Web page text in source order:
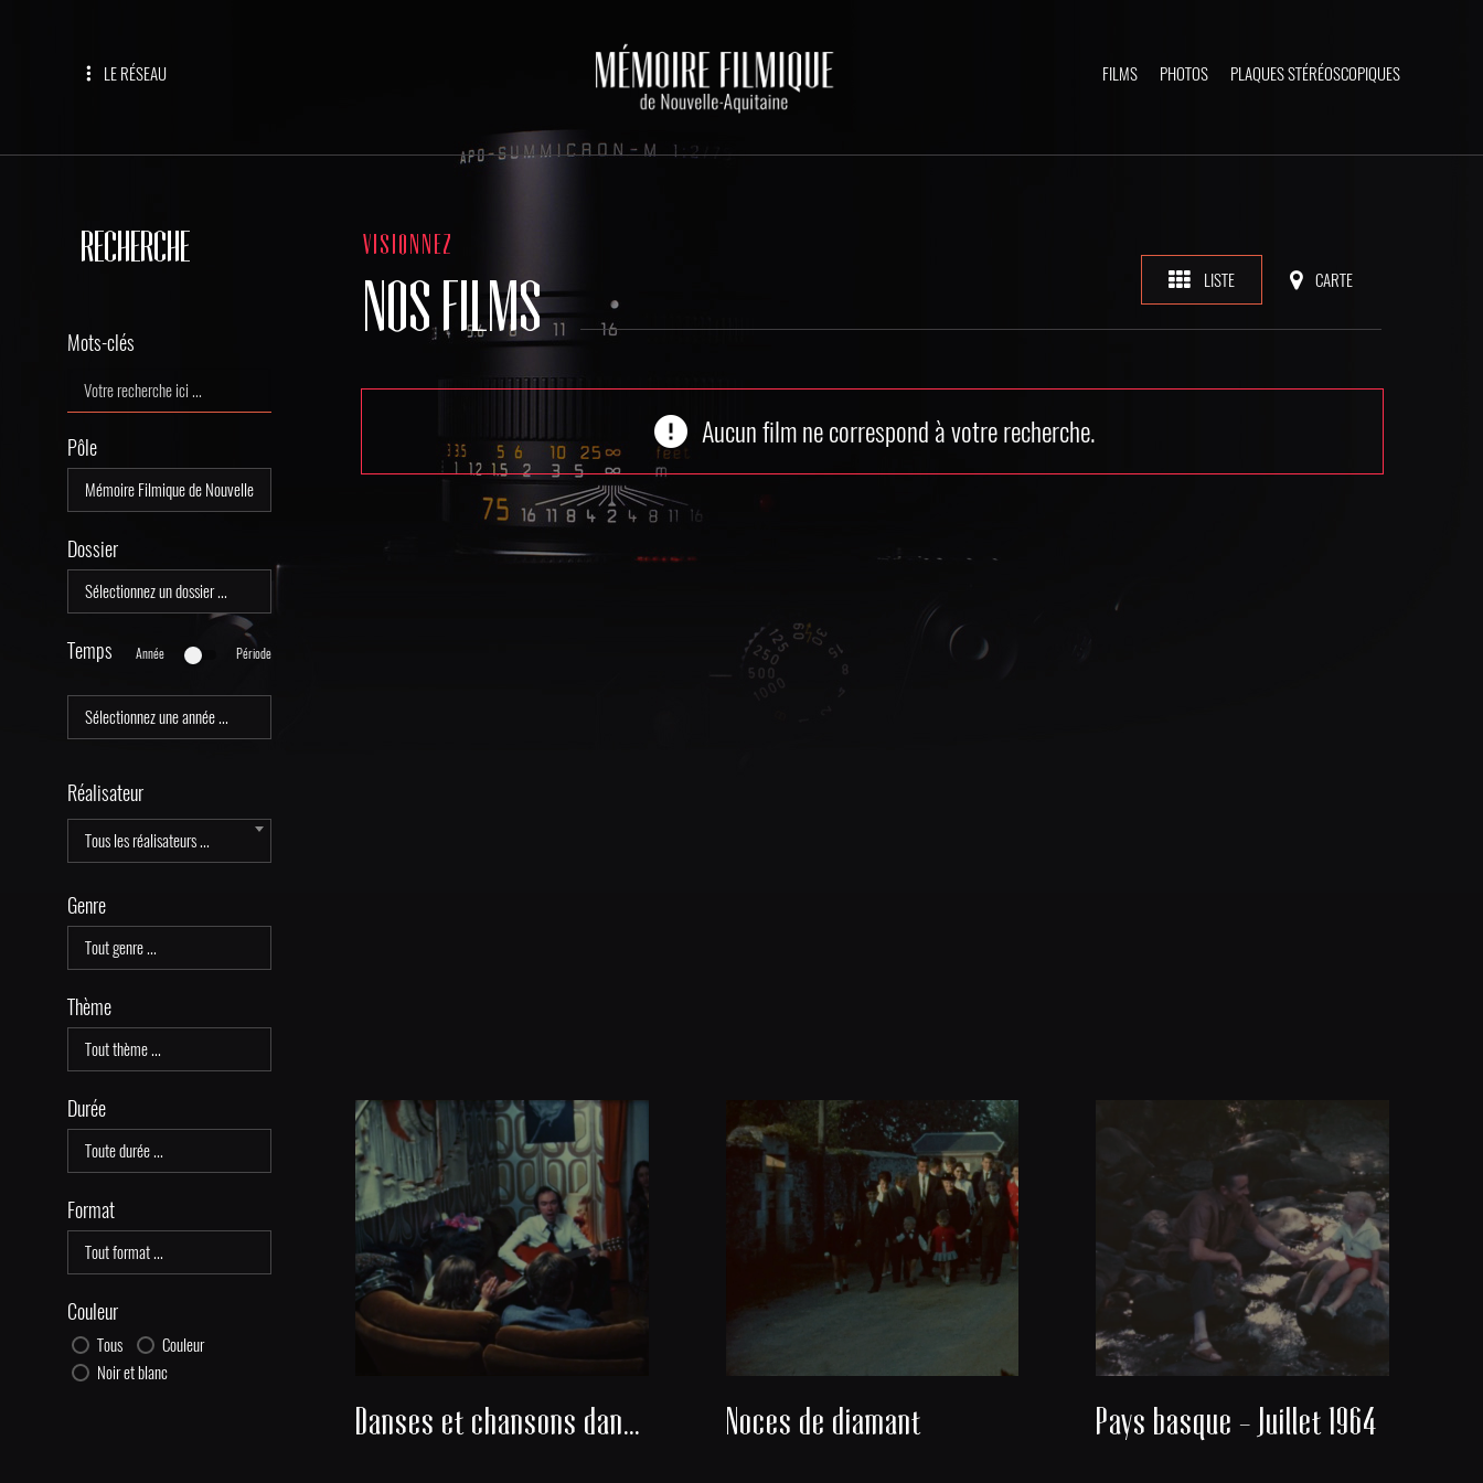
LE RÉSEAU FILMS PHOTOS PLAQUES STÉRÉOSCOPIQUES
RECHERCHE
Mots-clés
Pôle
Dossier
Temps Année Période
Réalisateur
Tous les réalisateurs ...
Genre
Thème
Durée
Format
Couleur
Tous
Couleur
Noir et blanc
LISTE CARTE
VISIONNEZ
NOS FILMS
error Aucun film ne correspond à votre recherche.
Danses et chansons dans un salon Noces de diamant Pays basque - Juillet 1964